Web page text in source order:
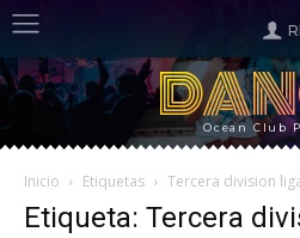
Ocean Club
Inicio Etiquetas Tercera division
Etiqueta: Tercera